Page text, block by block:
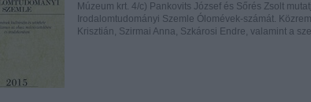
Múzeum krt. 4/c) Pankovits József és Sőrés Zsolt
Irodalomtudományi Szemle Ólomévek-számát.
Krisztián, Szirmai Anna, Szkárosi Endre, valamint a